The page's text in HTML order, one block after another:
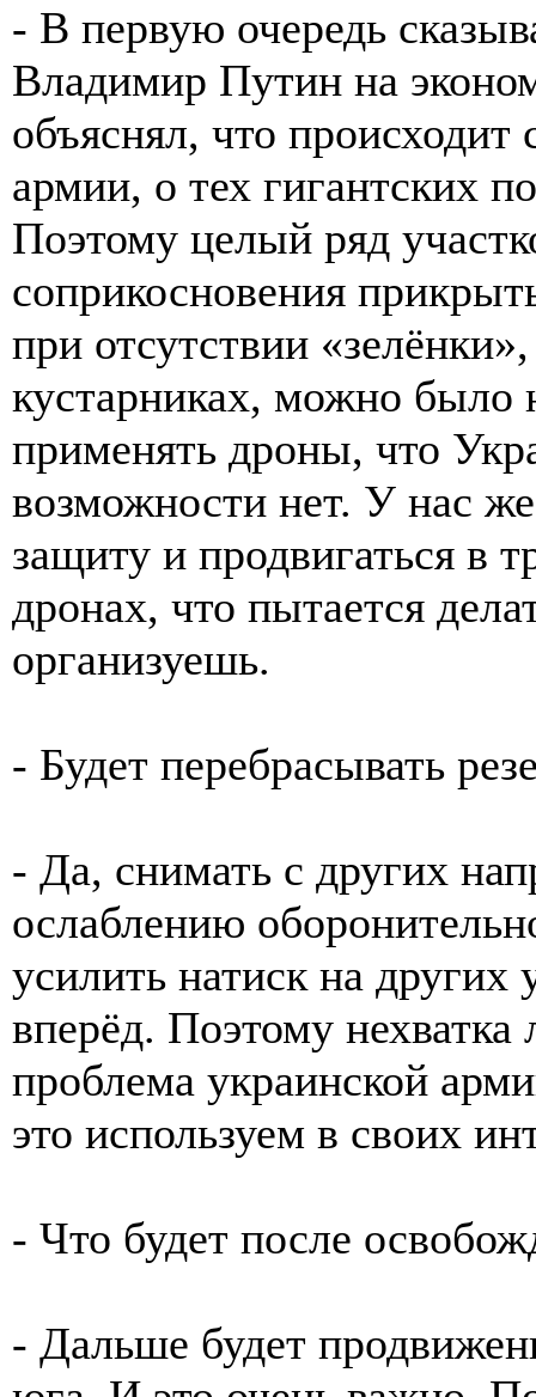
- В первую очередь
Владимир Путин на
объяснял, что
армии, о тех гигантских
Поэтому целый ряд
соприкосновения
при отсутствии
кустарниках, можно было
применять дроны, что
возможности нет. У нас
защиту и продвигаться в
дронах, что пытается
организуешь.
- Будет перебрасывать
- Да, снимать с других
ослаблению
усилить натиск на других
вперёд. Поэтому нехватка
проблема украинской
это используем в своих
- Что будет после
- Дальше будет